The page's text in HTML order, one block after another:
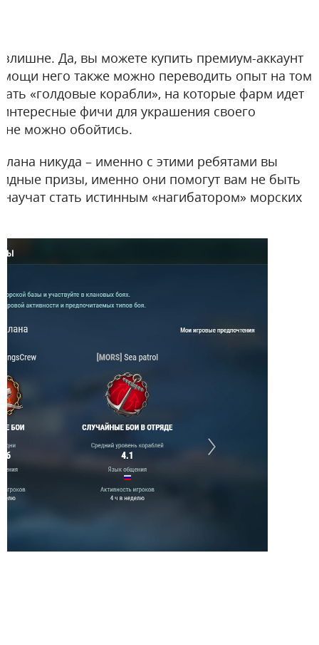
Да, вы можете купить премиум-аккаунт
него также можно переводить опыт на том
«голдовые корабли», на которые фарм идет
фичи для украшения своего
можно обойтись.
никуда – именно с этими ребятами вы
призы, именно они помогут вам не быть
стать истинным «нагибатором» морских